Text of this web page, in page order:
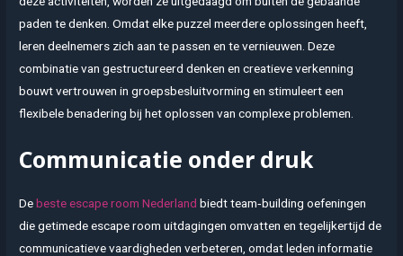
paden te denken. Omdat elke puzzel meerdere oplossingen heeft,
leren deelnemers zich aan te passen en te vernieuwen. Deze
combinatie van gestructureerd denken en creatieve verkenning
bouwt vertrouwen in groepsbesluitvorming en stimuleert een
flexibele benadering bij het oplossen van complexe problemen.
Communicatie onder druk
Debeste escape room Nederland biedt team‑building oefeningen
die getimede escape room uitdagingen omvatten en tegelijkertijd de
communicatieve vaardigheden verbeteren, omdat leden informatie